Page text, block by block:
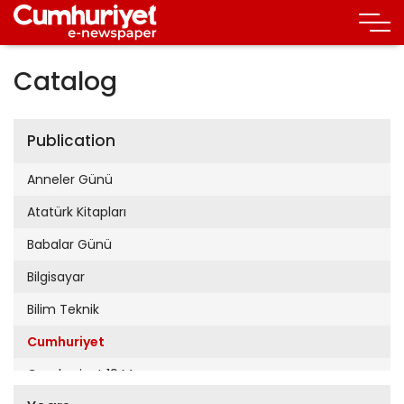
Catalog
Publication
Anneler Günü
Atatürk Kitapları
Babalar Günü
Bilgisayar
Bilim Teknik
Cumhuriyet
Cumhuriyet 19 Mayıs